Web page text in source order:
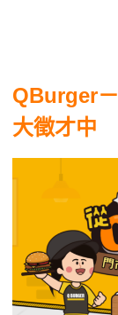
QBurger
大徵才中